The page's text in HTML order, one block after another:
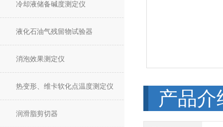
冷却液储备碱度测定仪
液化石油气残留物试验器
消泡效果测定仪
热变形、维卡软化点温度测定仪
润滑脂剪切器
产品介